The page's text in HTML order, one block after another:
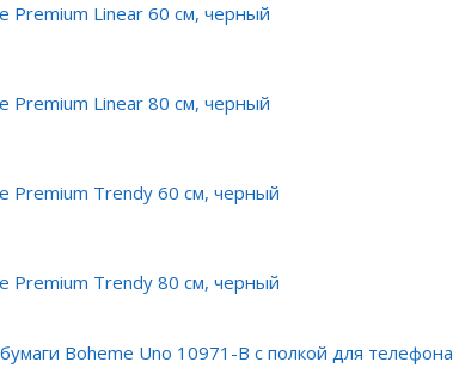
Premium Linear 60 см, черный
Premium Linear 80 см, черный
Premium Trendy 60 см, черный
Premium Trendy 80 см, черный
Boheme Uno 10971-B с полкой для телефона